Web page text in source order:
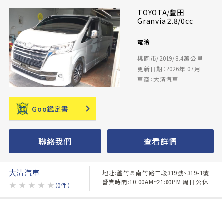
TOYOTA/豐田
Granvia 2.8/0cc
電洽
桃園市/2019/8.4萬公里
更新日期：2026年 07月
車商：大清汽車
Goo鑑定書
聯絡我們 查看詳情
大清汽車
★ ★ ★ ★ ★ （0件）
地址:蘆竹區南竹路二段319號、319-1號
營業時間:10:00AM~21:00PM 周日公休